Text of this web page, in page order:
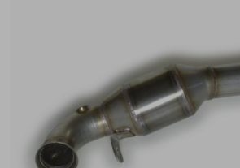
CUSTOMER SERVICE
+39 348 4420254
Lunedì – Venerdì
8.00 – 18.00
INDIRIZZO